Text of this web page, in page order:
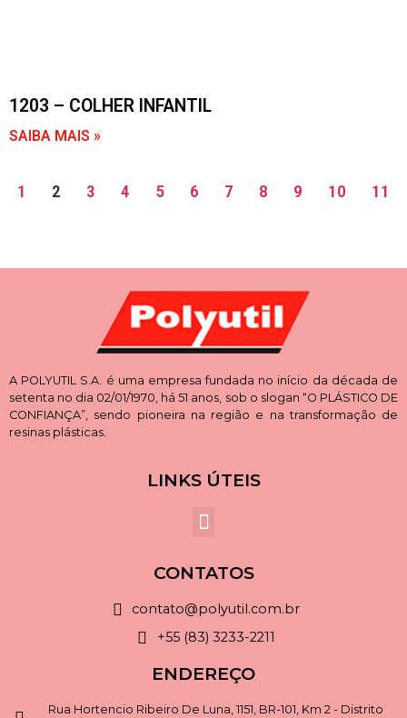
1203 – COLHER INFANTIL
SAIBA MAIS »
1 2 3 4 5 6 7 8 9 10 11
A POLYUTIL S.A. é uma empresa fundada no início da década de
setenta no dia 02/01/1970, há 51 anos, sob o slogan “O PLÁSTICO DE
CONFIANÇA”, sendo pioneira na região e na transformação de
resinas plásticas.
LINKS ÚTEIS
CONTATOS
contato@polyutil.com.br
+55 (83) 3233-2211
ENDEREÇO
Rua Hortencio Ribeiro De Luna, 1151, BR-101, Km 2 - Distrito